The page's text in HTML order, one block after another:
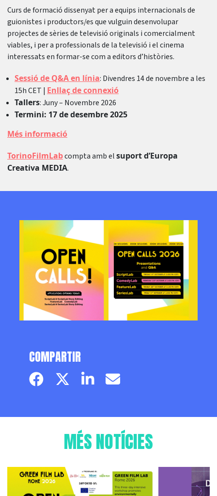
Curs de formació dissenyat per a equips internacionals de
guionistes i productors/es que vulguin desenvolupar
projectes de sèries de televisió originals i comercialment
viables, i per a professionals de la televisió i el cinema
interessats en formar-se com a editors d’històries.
Sessió de Q&A en línia: Divendres 14 de novembre a les
15h CET | Enllaç de connexió
Tallers: Juny – Novembre 2026
Termini: 17 de desembre 2025
Més informació
TorinoFilmLabcompta amb elsuport d’Europa
Creativa MEDIA.
COMPARTIR
Facebook pageTwitter page
LinkedinEmail
MÉS NOTÍCIES